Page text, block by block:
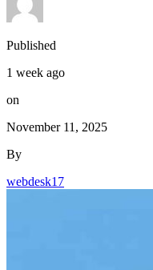
Published
1 week ago
on
November 11, 2025
By
webdesk17